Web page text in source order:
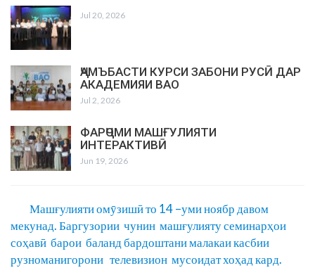
Jul 20, 2026
ҶАМЪБАСТИ КУРСИ ЗАБОНИ РУСӢ ДАР
АКАДЕМИЯИ ВАО
Jul 2, 2026
ФАРҶОМИ МАШҒУЛИЯТИ
ИНТЕРАКТИВӢ
Jun 19, 2026
Машғулияти омӯзишӣ то 14 –уми ноябр давом
мекунад. Баргузории чунин машғулияту семинарҳои
соҳавӣ барои баланд бардоштани малакаи касбии
рузноманигорони телевизион мусоидат хоҳад кард.